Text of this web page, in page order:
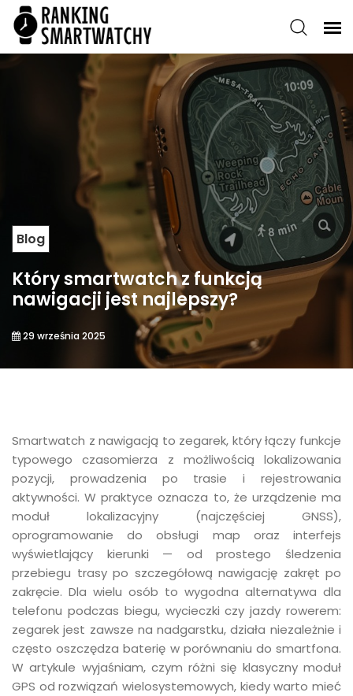
Blog
Który smartwatch z funkcją
nawigacji jest najlepszy?
29 września 2025
Smartwatch z nawigacją to zegarek, który łączy funkcje
typowego czasomierza z możliwością lokalizowania
pozycji, prowadzenia po trasie i rejestrowania
aktywności. W praktyce oznacza to, że urządzenie ma
moduł lokalizacyjny (najczęściej GNSS),
oprogramowanie do obsługi map oraz interfejs
wyświetlający kierunki — od prostego śledzenia
przebiegu trasy po szczegółową nawigację zakręt po
zakręcie. Dla wielu osób to wygodna alternatywa dla
telefonu podczas biegu, wycieczki czy jazdy rowerem:
zegarek jest zawsze na nadgarstku, działa niezależnie i
często oszczędza baterię w porównaniu do smartfona.
W artykule wyjaśniam, czym różni się klasyczny moduł
GPS od rozwiązań wielosystemowych, kiedy warto mieć